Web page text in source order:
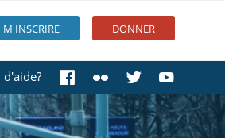
M'INSCRIRE DONNER
d'aide?